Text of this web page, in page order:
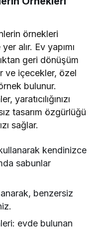
örnekleri
alır. Ev yapımı
geri dönüşüm
ve içecekler, özel
bulunur.
yaratıcılığınızı
tasarım özgürlüğü
sağlar.
kendinizce
sabunlar
benzersiz
evde bulunan